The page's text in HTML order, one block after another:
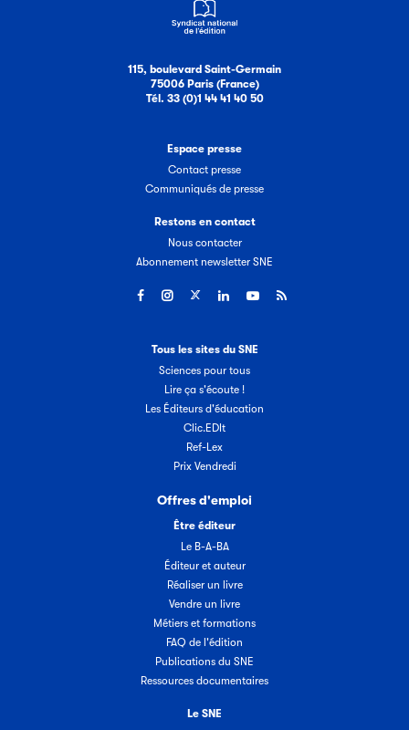
115, boulevard Saint-Germain
75006 Paris (France)
Tél. 33 (0)1 44 41 40 50
Espace presse
Contact presse
Communiqués de presse
Restons en contact
Nous contacter
Abonnement newsletter SNE
Tous les sites du SNE
Sciences pour tous
Lire ça s'écoute !
Les Éditeurs d'éducation
Clic.EDIt
Ref-Lex
Prix Vendredi
Offres d'emploi
Être éditeur
Le B-A-BA
Éditeur et auteur
Réaliser un livre
Vendre un livre
Métiers et formations
FAQ de l'édition
Publications du SNE
Ressources documentaires
Le SNE